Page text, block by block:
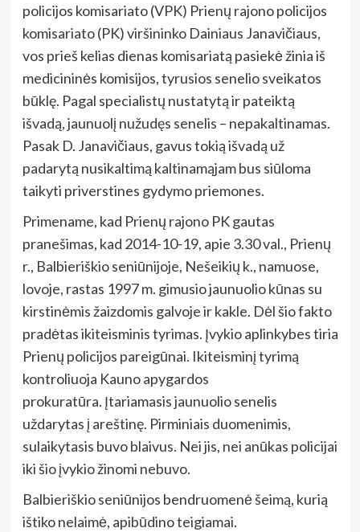
policijos komisariato (VPK) Prienų rajono policijos
komisariato (PK) viršininko Dainiaus Janavičiaus,
vos prieš kelias dienas komisariatą pasiekė žinia iš
medicininės komisijos, tyrusios senelio sveikatos
būklę. Pagal specialistų nustatytą ir pateiktą
išvadą, jaunuolį nužudęs senelis – nepakaltinamas.
Pasak D. Janavičiaus, gavus tokią išvadą už
padarytą nusikaltimą kaltinamąjam bus siūloma
taikyti priverstines gydymo priemones.
Primename, kad Prienų rajono PK gautas
pranešimas, kad 2014-10-19, apie 3.30 val., Prienų
r., Balbieriškio seniūnijoje, Nešeikių k., namuose,
lovoje, rastas 1997 m. gimusio jaunuolio kūnas su
kirstinėmis žaizdomis galvoje ir kakle. Dėl šio fakto
pradėtas ikiteisminis tyrimas. Įvykio aplinkybes tiria
Prienų policijos pareigūnai. Ikiteisminį tyrimą
kontroliuoja Kauno apygardos
prokuratūra. Įtariamasis jaunuolio senelis
uždarytas į areštinę. Pirminiais duomenimis,
sulaikytasis buvo blaivus. Nei jis, nei anūkas policijai
iki šio įvykio žinomi nebuvo.
Balbieriškio seniūnijos bendruomenė šeimą, kurią
ištiko nelaimė, apibūdino teigiamai.